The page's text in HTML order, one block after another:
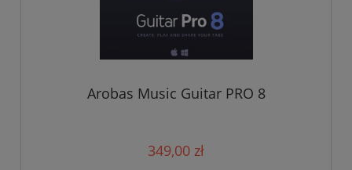
Arobas Music Guitar PRO 8
349,00 zł